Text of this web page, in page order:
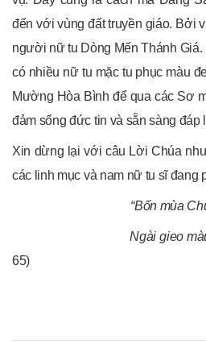
đến với vùng đất truyền giáo. Bởi
người nữ tu Dòng Mến Thánh
có nhiều nữ tu mặc tu phục màu
Mường Hòa Bình để qua các Sơ
đảm sống đức tin và sẵn sàng đáp
Xin dừng lại với câu Lời Chúa
các linh mục và nam nữ tu sĩ đang
“Bốn mùa Chúa đổ
Ngài gieo màu mỡ
65)